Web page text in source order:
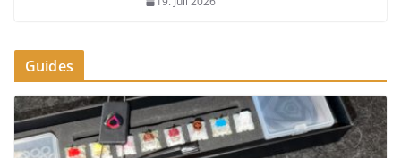
Guides